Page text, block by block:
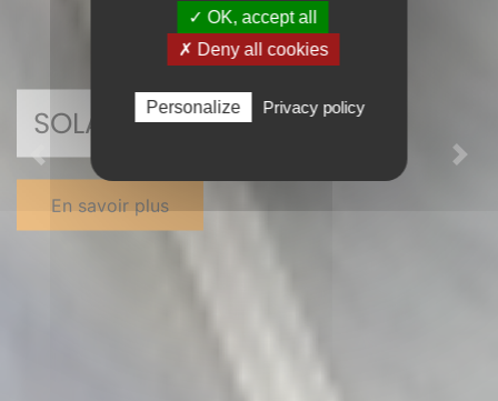
SOLAIRE
En savoir plus
Previous Next
✓ OK, accept all
✗ Deny all cookies
Personalize Privacy policy